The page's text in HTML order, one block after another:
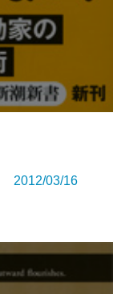
2012/03/16